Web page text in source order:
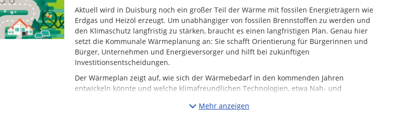
Aktuell wird in Duisburg noch ein großer Teil der Wärme mit fossilen Energieträgern wie
Erdgas und Heizöl erzeugt. Um unabhängiger von fossilen Brennstoffen zu werden und
den Klimaschutz langfristig zu stärken, braucht es einen langfristigen Plan. Genau hier
setzt die Kommunale Wärmeplanung an: Sie schafft Orientierung für Bürgerinnen und
Bürger, Unternehmen und Energieversorger und hilft bei zukünftigen
Investitionsentscheidungen.
Der Wärmeplan zeigt auf, wie sich der Wärmebedarf in den kommenden Jahren
entwickeln könnte und welche klimafreundlichen Technologien, etwa Nah- und
Ziel ist es, Lösungsvorschläge aufzuzeigen, die ökologisch sinnvoll, wirtschaftlich
Mehr anzeigen